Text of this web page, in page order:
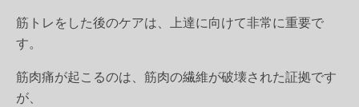
筋トレをした後のケアは、上達に向けて非常に重要で
す。
筋肉痛が起こるのは、筋肉の繊維が破壊された証拠です
が、